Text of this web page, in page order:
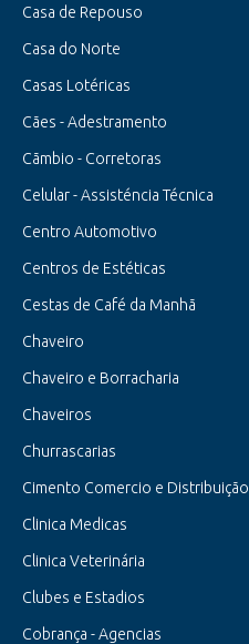
Casa de Repouso
Casa do Norte
Casas Lotéricas
Cães - Adestramento
Cãmbio - Corretoras
Celular - Assisténcia Técnica
Centro Automotivo
Centros de Estéticas
Cestas de Café da Manhã
Chaveiro
Chaveiro e Borracharia
Chaveiros
Churrascarias
Cimento Comercio e Distribuição
Clinica Medicas
Clinica Veterinária
Clubes e Estadios
Cobrança - Agencias